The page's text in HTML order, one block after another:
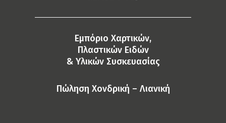
Eμπόριο Χαρτικών,
Πλαστικών Ειδών
& Yλικών Συσκευασίας
Πώληση Χονδρική – Λιανική